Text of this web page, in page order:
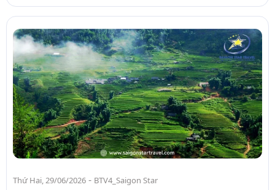
Thứ Hai, 29/06/2026 - BTV4_Saigon Star